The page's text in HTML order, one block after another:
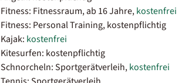
Fitness: Fitnessraum, ab 16 Jahre,kostenfrei
Fitness: Personal Training, kostenpflichtig
Kajak: kostenfrei
Kitesurfen: kostenpflichtig
Schnorcheln: Sportgerätverleih,kostenfrei